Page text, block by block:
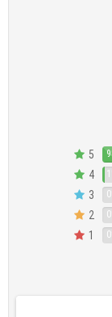
5
4
3
2
1